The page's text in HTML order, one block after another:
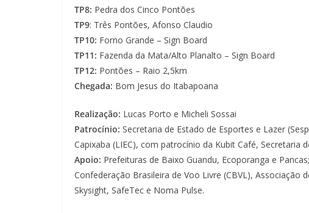
TP8: Pedra dos Cinco Pontões
TP9: Três Pontões, Afonso Claudio
TP10: Forno Grande – Sign Board
TP11: Fazenda da Mata/Alto Planalto – Sign Board
TP12: Pontões – Raio 2,5km
Chegada: Bom Jesus do Itabapoana
Realização: Lucas Porto e Micheli Sossai
Patrocínio: Secretaria de Estado de Esportes e Lazer
Capixaba (LIEC), com patrocínio da Kubit Café, Secretaria
Apoio: Prefeituras de Baixo Guandu, Ecoporanga e
Confederação Brasileira de Voo Livre (CBVL), Associação
Skysight, SafeTec e Noma Pulse.